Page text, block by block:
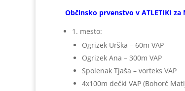
Občinsko prvenstvo v ATLETIKI za
1. mesto:
Ogrizek Urška – 60m VAP
Ogrizek Ana – 300m VAP
Spolenak Tjaša – vorteks VAP
4x100m dečki VAP (Bohorč